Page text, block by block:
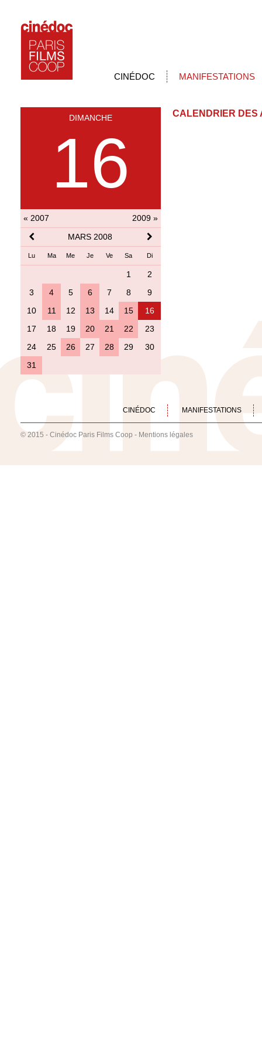
CINÉDOC MANIFESTATIONS
DIMANCHE
16
« 2007
2009 »
MARS 2008
Lu Ma Me Je Ve Sa Di
1
2
3
4 5 6 7 8
9
10
11 12 13 14 15
16
17
18 19 20 21 22
23
24
25 26 27 28 29
30
31
CALENDRIER DES
CINÉDOC MANIFESTATIONS
© 2015 - Cinédoc Paris Films Coop - Mentions légales